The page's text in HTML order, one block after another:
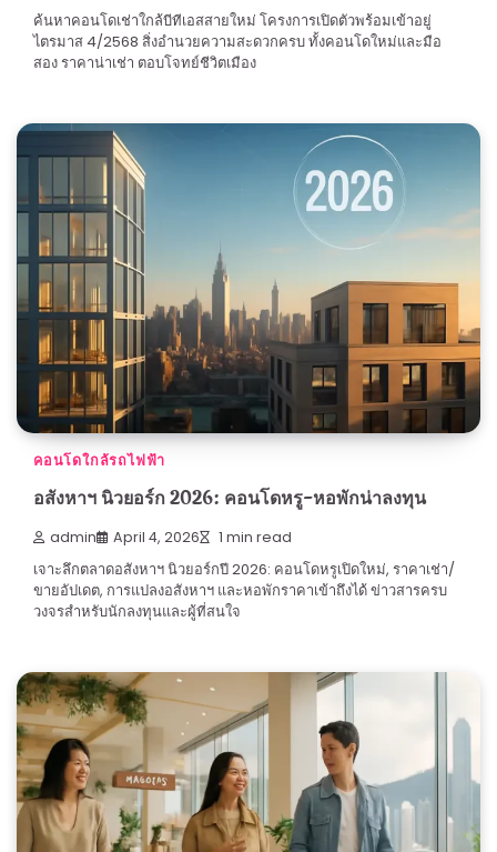
ค้นหาคอนโดเช่าใกล้บีทีเอสสายใหม่ โครงการเปิดตัวพร้อมเข้าอยู่
ไตรมาส 4/2568 สิ่งอำนวยความสะดวกครบ ทั้งคอนโดใหม่และมือ
สอง ราคาน่าเช่า ตอบโจทย์ชีวิตเมือง
คอนโดใกล้รถไฟฟ้า
อสังหาฯ นิวยอร์ก 2026: คอนโดหรู-หอพักน่าลงทุน
admin April 4, 2026 1 min read
เจาะลึกตลาดอสังหาฯ นิวยอร์กปี 2026: คอนโดหรูเปิดใหม่, ราคาเช่า/
ขายอัปเดต, การแปลงอสังหาฯ และหอพักราคาเข้าถึงได้ ข่าวสารครบ
วงจรสำหรับนักลงทุนและผู้ที่สนใจ